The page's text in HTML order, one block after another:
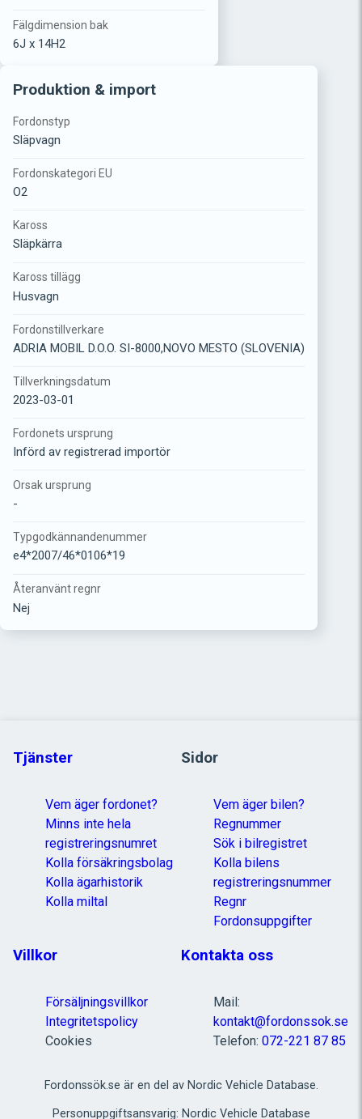
Fälgdimension bak
6J x 14H2
Produktion & import
Fordonstyp
Släpvagn
Fordonskategori EU
O2
Kaross
Släpkärra
Kaross tillägg
Husvagn
Fordonstillverkare
ADRIA MOBIL D.O.O. SI-8000,NOVO MESTO (SLOVENIA)
Tillverkningsdatum
2023-03-01
Fordonets ursprung
Införd av registrerad importör
Orsak ursprung
-
Typgodkännandenummer
e4*2007/46*0106*19
Återanvänt regnr
Nej
Tjänster
Vem äger fordonet?
Minns inte hela
registreringsnumret
Kolla försäkringsbolag
Kolla ägarhistorik
Kolla miltal
Sidor
Vem äger bilen?
Regnummer
Sök i bilregistret
Kolla bilens
registreringsnummer
Regnr
Fordonsuppgifter
Villkor
Försäljningsvillkor
Integritetspolicy
Cookies
Kontakta oss
Mail:
kontakt@fordonssok.se
Telefon: 072-221 87 85
Fordonssök.se är en del av Nordic Vehicle Database.
Personuppgiftsansvarig: Nordic Vehicle Database